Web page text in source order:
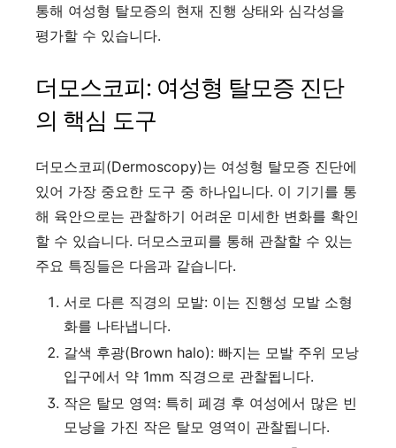
통해 여성형 탈모증의 현재 진행 상태와 심각성을
평가할 수 있습니다.
더모스코피: 여성형 탈모증 진단
의 핵심 도구
더모스코피(Dermoscopy)는 여성형 탈모증 진단에
있어 가장 중요한 도구 중 하나입니다. 이 기기를 통
해 육안으로는 관찰하기 어려운 미세한 변화를 확인
할 수 있습니다. 더모스코피를 통해 관찰할 수 있는
주요 특징들은 다음과 같습니다.
서로 다른 직경의 모발: 이는 진행성 모발 소형
화를 나타냅니다.
갈색 후광(Brown halo): 빠지는 모발 주위 모낭
입구에서 약 1mm 직경으로 관찰됩니다.
작은 탈모 영역: 특히 폐경 후 여성에서 많은 빈
모낭을 가진 작은 탈모 영역이 관찰됩니다.